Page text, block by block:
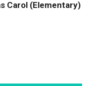
Carol (Elementary)